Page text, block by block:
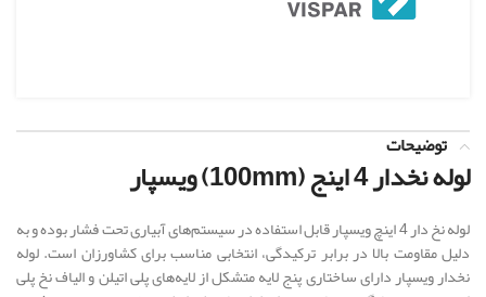
توضیحات
لوله نخدار 4 اینج (100mm) ویسپار
لوله نخ دار 4 اینچ ویسپار قابل استفاده در سیستم‌های آبیاری تحت فشار بوده و به
دلیل مقاومت بالا در برابر ترکیدگی، انتخابی مناسب برای کشاورزان است. لوله
نخدار ویسپار دارای ساختاری پنج لایه متشکل از لایه‌های پلی اتیلن و الیاف نخ پلی